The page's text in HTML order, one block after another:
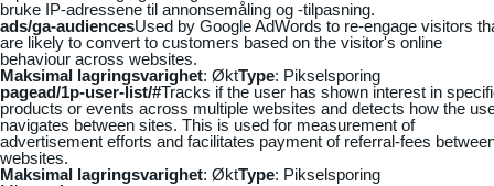
bruke IP-adressene til annonsemåling og -tilpasning.
ads/ga-audiencesUsed by Google AdWords to re-engage visitors
are likely to convert to customers based on the visitor's online
behaviour across websites.
Maksimal lagringsvarighet: ØktType: Pikselsporing
pagead/1p-user-list/#Tracks if the user has shown interest in
products or events across multiple websites and detects how the
navigates between sites. This is used for measurement of
advertisement efforts and facilitates payment of referral-fees
websites.
Maksimal lagringsvarighet: ØktType: Pikselsporing